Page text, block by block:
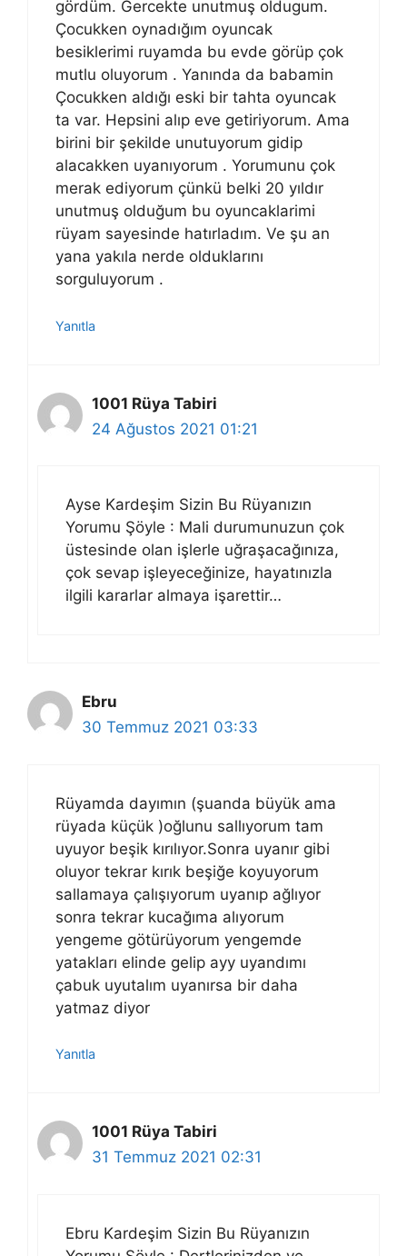
gördüm. Gercekte unutmuş oldugum.
Çocukken oynadığım oyuncak
besiklerimi ruyamda bu evde görüp çok
mutlu oluyorum . Yanında da babamin
Çocukken aldığı eski bir tahta oyuncak
ta var. Hepsini alıp eve getiriyorum. Ama
birini bir şekilde unutuyorum gidip
alacakken uyanıyorum . Yorumunu çok
merak ediyorum çünkü belki 20 yıldır
unutmuş olduğum bu oyuncaklarimi
rüyam sayesinde hatırladım. Ve şu an
yana yakıla nerde olduklarını
sorguluyorum .
Yanıtla
1001 Rüya Tabiri
24 Ağustos 2021 01:21
Ayse Kardeşim Sizin Bu Rüyanızın
Yorumu Şöyle : Mali durumunuzun çok
üstesinde olan işlerle uğraşacağınıza,
çok sevap işleyeceğinize, hayatınızla
ilgili kararlar almaya işarettir…
Ebru
30 Temmuz 2021 03:33
Rüyamda dayımın (şuanda büyük ama
rüyada küçük )oğlunu sallıyorum tam
uyuyor beşik kırılıyor.Sonra uyanır gibi
oluyor tekrar kırık beşiğe koyuyorum
sallamaya çalışıyorum uyanıp ağlıyor
sonra tekrar kucağıma alıyorum
yengeme götürüyorum yengemde
yatakları elinde gelip ayy uyandımı
çabuk uyutalım uyanırsa bir daha
yatmaz diyor
Yanıtla
1001 Rüya Tabiri
31 Temmuz 2021 02:31
Ebru Kardeşim Sizin Bu Rüyanızın